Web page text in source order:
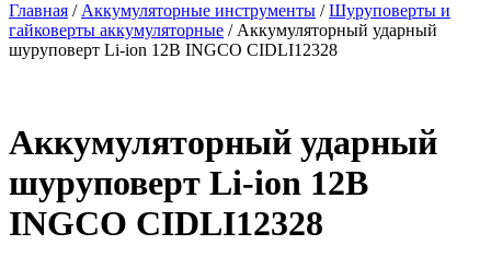
Главная / Аккумуляторные инструменты /Шуруповерты и
гайковерты аккумуляторные / Аккумуляторный ударный
шуруповерт Li-ion 12В INGCO CIDLI12328
Аккумуляторный ударный
шуруповерт Li-ion 12В
INGCO CIDLI12328